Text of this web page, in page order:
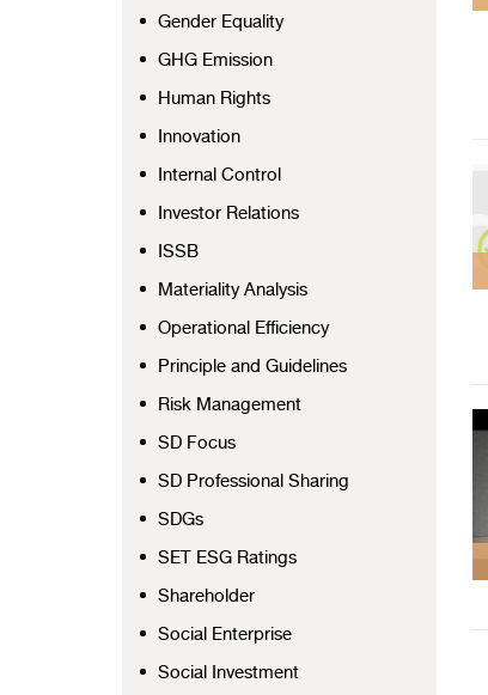
Gender Equality
GHG Emission
Human Rights
Innovation
Internal Control
Investor Relations
ISSB
Materiality Analysis
Operational Efficiency
Principle and Guidelines
Risk Management
SD Focus
SD Professional Sharing
SDGs
SET ESG Ratings
Shareholder
Social Enterprise
Social Investment